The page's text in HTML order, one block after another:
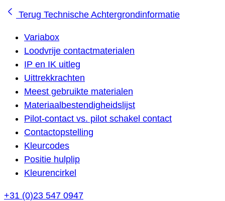
Terug Technische Achtergrondinformatie
Variabox
Loodvrije contactmaterialen
IP en IK uitleg
Uittrekkrachten
Meest gebruikte materialen
Materiaalbestendigheidslijst
Pilot-contact vs. pilot schakel contact
Contactopstelling
Kleurcodes
Positie hulplip
Kleurencirkel
+31 (0)23 547 0947